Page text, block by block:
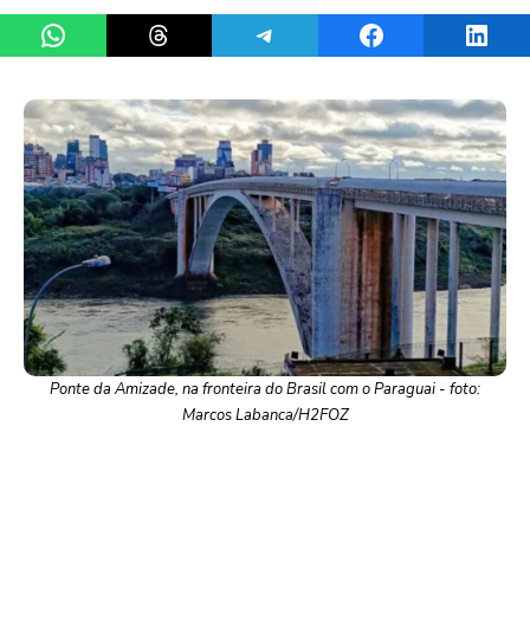
Share on WhatsAppShare on ThreadsShare on TelegramShare on Facebook
Ponte da Amizade, na fronteira do Brasil com o Paraguai - foto:
Marcos Labanca/H2FOZ